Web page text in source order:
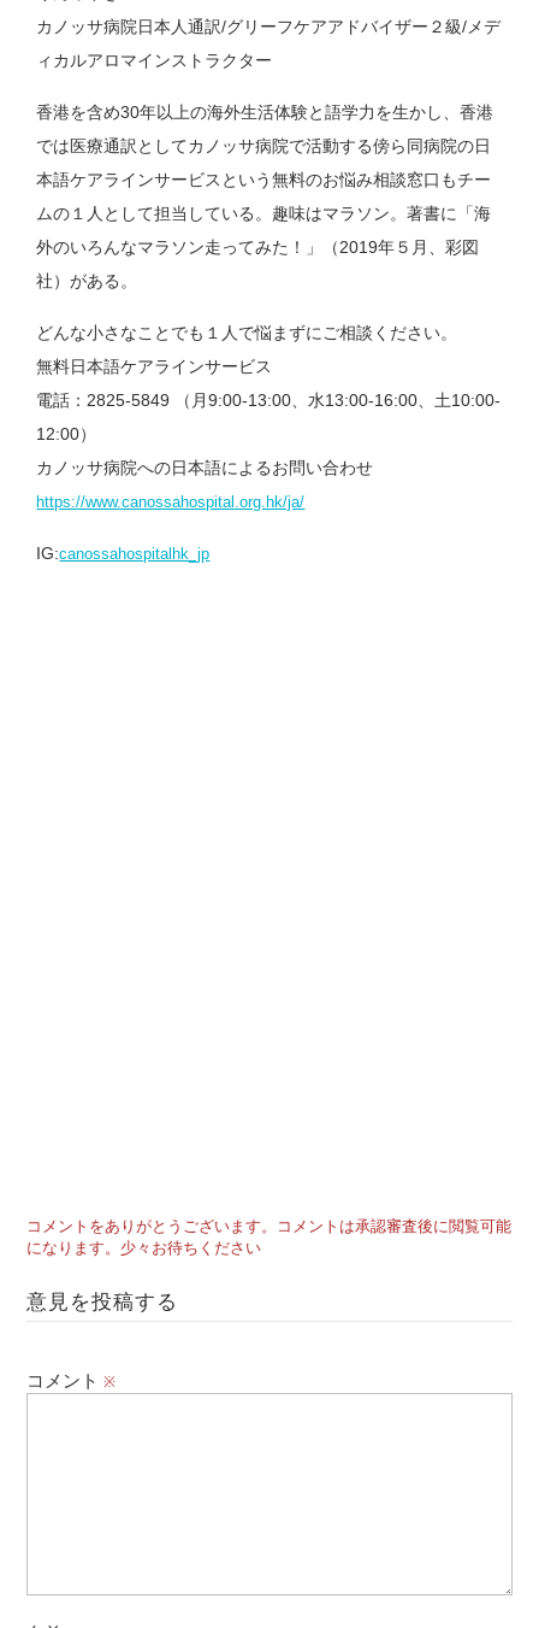
カノッサ病院日本人通訳/グリーフケアアドバイザー２級/メデ
ィカルアロマインストラクター
香港を含め30年以上の海外生活体験と語学力を生かし、香港
では医療通訳としてカノッサ病院で活動する傍ら同病院の日
本語ケアラインサービスという無料のお悩み相談窓口もチー
ムの１人として担当している。趣味はマラソン。著書に「海
外のいろんなマラソン走ってみた！」（2019年５月、彩図
社）がある。
どんな小さなことでも１人で悩まずにご相談ください。
無料日本語ケアラインサービス
電話：2825-5849 （月9:00-13:00、水13:00-16:00、土10:00-
12:00）
カノッサ病院への日本語によるお問い合わせ
https://www.canossahospital.org.hk/ja/
IG:canossahospitalhk_jp
コメントをありがとうございます。コメントは承認審査後に閲覧可能
になります。少々お待ちください
意見を投稿する
コメント※